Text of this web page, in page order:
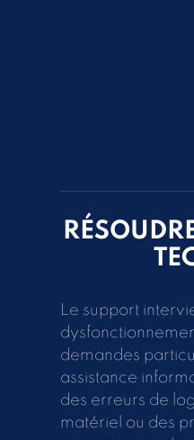
Le support
demandes
assistance
des erreurs de
matériel ou des